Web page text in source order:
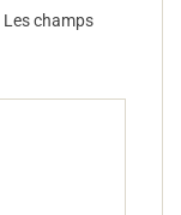
Les champs